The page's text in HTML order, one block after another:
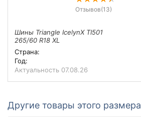
Отзывов(13)
Шины Triangle IcelynX TI501
265/60 R18 XL
Страна:
Год:
Актуальность 07.08.26
Другие товары этого размера